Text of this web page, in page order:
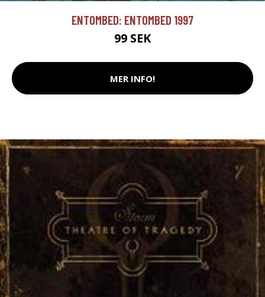
ENTOMBED: ENTOMBED 1997
99 SEK
MER INFO!